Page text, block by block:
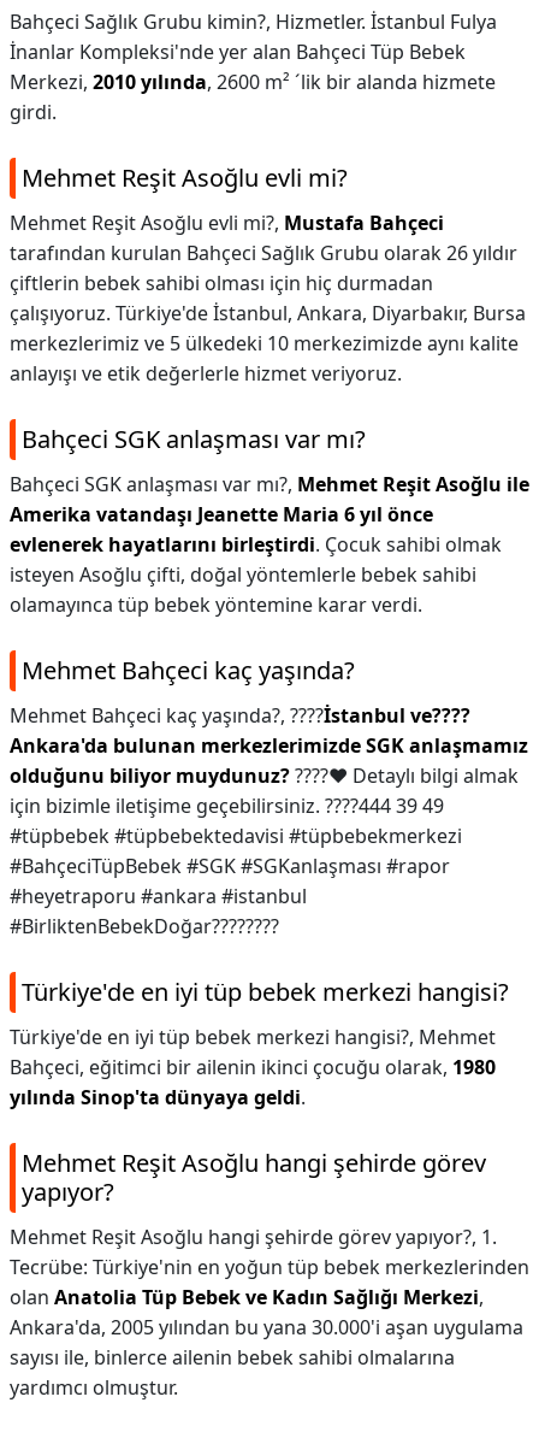
Bahçeci Sağlık Grubu kimin?, Hizmetler. İstanbul Fulya
İnanlar Kompleksi'nde yer alan Bahçeci Tüp Bebek
Merkezi, 2010 yılında, 2600 m² ´lik bir alanda hizmete
girdi.
Mehmet Reşit Asoğlu evli mi?
Mehmet Reşit Asoğlu evli mi?, Mustafa Bahçeci
tarafından kurulan Bahçeci Sağlık Grubu olarak 26 yıldır
çiftlerin bebek sahibi olması için hiç durmadan
çalışıyoruz. Türkiye'de İstanbul, Ankara, Diyarbakır, Bursa
merkezlerimiz ve 5 ülkedeki 10 merkezimizde aynı kalite
anlayışı ve etik değerlerle hizmet veriyoruz.
Bahçeci SGK anlaşması var mı?
Bahçeci SGK anlaşması var mı?, Mehmet Reşit Asoğlu ile
Amerika vatandaşı Jeanette Maria 6 yıl önce
evlenerek hayatlarını birleştirdi. Çocuk sahibi olmak
isteyen Asoğlu çifti, doğal yöntemlerle bebek sahibi
olamayınca tüp bebek yöntemine karar verdi.
Mehmet Bahçeci kaç yaşında?
Mehmet Bahçeci kaç yaşında?, ????İstanbul ve????
Ankara'da bulunan merkezlerimizde SGK anlaşmamız
olduğunu biliyor muydunuz?????♥️ Detaylı bilgi almak
için bizimle iletişime geçebilirsiniz. ????444 39 49
#tüpbebek #tüpbebektedavisi #tüpbebekmerkezi
#BahçeciTüpBebek #SGK #SGKanlaşması #rapor
#heyetraporu #ankara #istanbul
#BirliktenBebekDoğar????????
Türkiye'de en iyi tüp bebek merkezi hangisi?
Türkiye'de en iyi tüp bebek merkezi hangisi?, Mehmet
Bahçeci, eğitimci bir ailenin ikinci çocuğu olarak, 1980
yılında Sinop'ta dünyaya geldi.
Mehmet Reşit Asoğlu hangi şehirde görev
yapıyor?
Mehmet Reşit Asoğlu hangi şehirde görev yapıyor?, 1.
Tecrübe: Türkiye'nin en yoğun tüp bebek merkezlerinden
olan Anatolia Tüp Bebek ve Kadın Sağlığı Merkezi,
Ankara'da, 2005 yılından bu yana 30.000'i aşan uygulama
sayısı ile, binlerce ailenin bebek sahibi olmalarına
yardımcı olmuştur.